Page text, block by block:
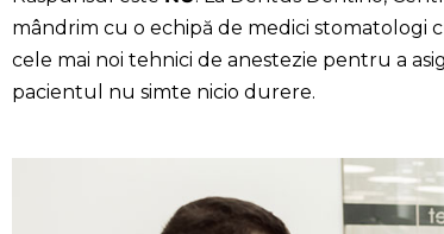
mândrim cu o echipă de medici stomatologi
cele mai noi tehnici de anestezie pentru a
pacientul nu simte nicio durere.